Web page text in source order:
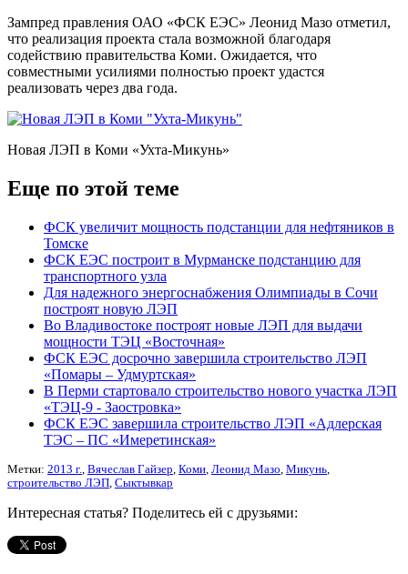
Зампред правления ОАО «ФСК ЕЭС» Леонид Мазо отметил,
что реализация проекта стала возможной благодаря
содействию правительства Коми. Ожидается, что
совместными усилиями полностью проект удастся
реализовать через два года.
Новая ЛЭП в Коми «Ухта-Микунь»
Еще по этой теме
ФСК увеличит мощность подстанции для нефтяников в
Томске
ФСК ЕЭС построит в Мурманске подстанцию для
транспортного узла
Для надежного энергоснабжения Олимпиады в Сочи
построят новую ЛЭП
Во Владивостоке построят новые ЛЭП для выдачи
мощности ТЭЦ «Восточная»
ФСК ЕЭС досрочно завершила строительство ЛЭП
«Помары – Удмуртская»
В Перми стартовало строительство нового участка ЛЭП
«ТЭЦ-9 - Заостровка»
ФСК ЕЭС завершила строительство ЛЭП «Адлерская
ТЭС – ПС «Имеретинская»
Метки: 2013 г. Вячеслав Гайзер Коми Леонид Мазо Микунь
строительство ЛЭП Сыктывкар
Интересная статья? Поделитесь ей с друзьями: